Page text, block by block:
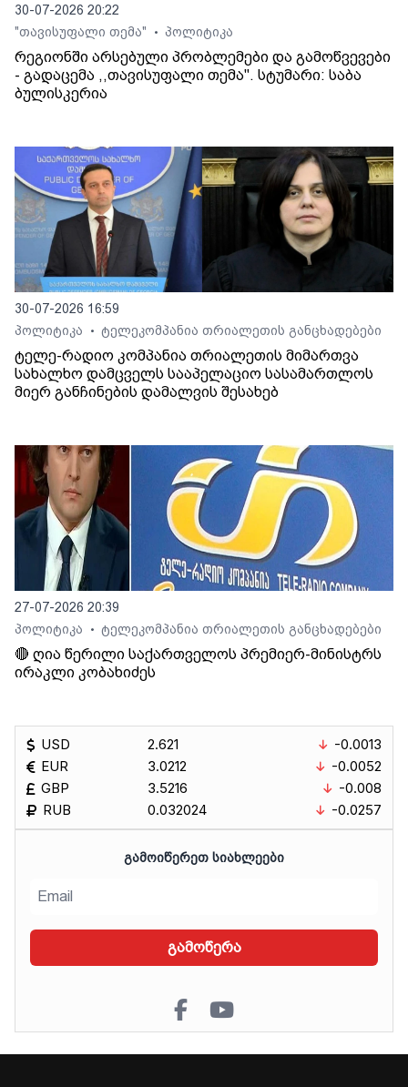
30-07-2026 20:22
"თავისუფალი თემა"
• პოლიტიკა
რეგიონში არსებული პრობლემები და გამოწვევები
- გადაცემა ,,თავისუფალი თემა". სტუმარი: საბა
ბულისკერია
30-07-2026 16:59
პოლიტიკა
• ტელეკომპანია თრიალეთის განცხადებები
ტელე-რადიო კომპანია თრიალეთის მიმართვა
სახალხო დამცველს სააპელაციო სასამართლოს
მიერ განჩინების დამალვის შესახებ
27-07-2026 20:39
პოლიტიკა
• ტელეკომპანია თრიალეთის განცხადებები
🔴 ღია წერილი საქართველოს პრემიერ-მინისტრს
ირაკლი კობახიძეს
USD
EUR
GBP
RUB
2.621
3.0212
3.5216
0.032024
-0.0013
-0.0052
-0.008
-0.0257
ᲒᲐᲛᲝᲘᲬᲔᲠᲔᲗ ᲡᲘᲐᲮᲚᲔᲔᲑᲘ
გამოწერა